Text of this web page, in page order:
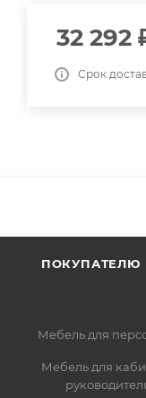
32 292
Срок
ПОКУПАТЕЛЮ
Мебель для
Мебель для